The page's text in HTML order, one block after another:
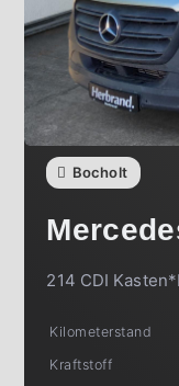
Bocholt
214 CDI
Kilometerstand
Kraftstoff